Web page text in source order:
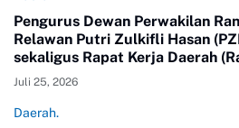
Pengurus Dewan Perwakilan
Relawan Putri Zulkifli Hasan
sekaligus Rapat Kerja Daerah
Gedung Sesat Kota Pemerintah
Juli 25, 2026
Daerah.